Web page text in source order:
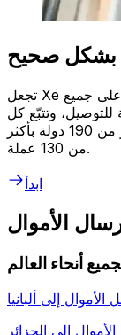
بشكل صحيح
تجعل Xe التحويلات المالية الدولية سهلة وبسيطة. اطّلع على جميع
وتتبّع كل
عملية نقل في الوقت الفعلي. أرسل إلى أكثر من 190 دولة بأكثر
من 130 عملة.
ابدأ
الأموال
أنحاء العالم
الأموال إلى ألبانيا
إلى الجزائر